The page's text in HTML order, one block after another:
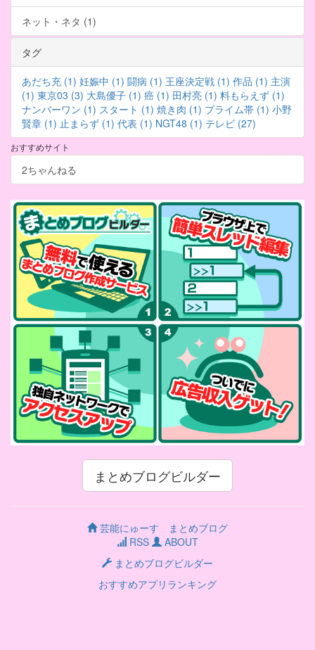
ネット・ネタ (1)
タグ
あだち充 (1) 妊娠中 (1) 闘病 (1) 王座決定戦 (1) 作品 (1) 主演
(1) 東京03 (3) 大島優子 (1) 癌 (1) 田村亮 (1) 料もらえず (1)
ナンバーワン (1) スタート (1) 焼き肉 (1) プライム帯 (1) 小野
賢章 (1) 止まらず (1) 代表 (1) NGT48 (1) テレビ (27)
おすすめサイト
2ちゃんねる
まとめブログビルダー
芸能にゅーす まとめブログ
RSS
ABOUT
まとめブログビルダー
おすすめアプリランキング